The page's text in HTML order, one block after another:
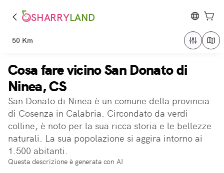
SHARRYLAND
50 Km
Cosa fare vicino San Donato di
Ninea, CS
San Donato di Ninea è un comune della provincia
di Cosenza in Calabria. Circondato da verdi
colline, è noto per la sua ricca storia e le bellezze
naturali. La sua popolazione si aggira intorno ai
1.500 abitanti.
Questa descrizione è generata con AI